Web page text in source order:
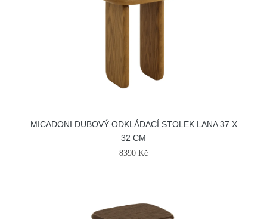
MICADONI DUBOVÝ ODKLÁDACÍ STOLEK LANA 37 X
32 CM
8390 Kč